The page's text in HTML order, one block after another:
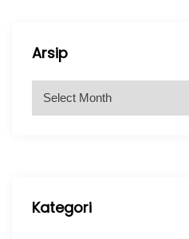
Arsip
Kategori